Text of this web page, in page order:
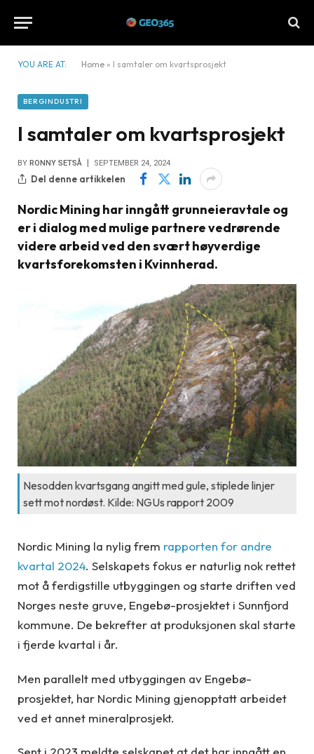
YOU ARE AT: Home » I samtaler om kvartsprosjekt
BERGINDUSTRI
I samtaler om kvartsprosjekt
BY RONNY SETSÅ SEPTEMBER 24, 2024
Del denne artikkelen
Nordic Mining har inngått grunneieravtale og
er i dialog med mulige partnere vedrørende
videre arbeid ved den svært høyverdige
kvartsforekomsten i Kvinnherad.
Nesodden kvartsgang angitt med gule, stiplede linjer
sett mot nordøst. Kilde: NGUs rapport 2009
Nordic Mining la nylig frem rapporten for andre
kvartal 2024. Selskapets fokus er naturlig nok rettet
mot å ferdigstille utbyggingen og starte driften ved
Norges neste gruve, Engebø-prosjektet i Sunnfjord
kommune. De bekrefter at produksjonen skal starte
i fjerde kvartal i år.
Men parallelt med utbyggingen av Engebø-
prosjektet, har Nordic Mining gjenopptatt arbeidet
ved et annet mineralprosjekt.